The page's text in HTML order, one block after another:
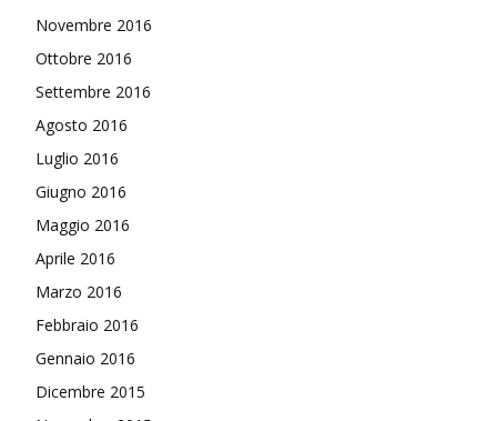
Novembre 2016
Ottobre 2016
Settembre 2016
Agosto 2016
Luglio 2016
Giugno 2016
Maggio 2016
Aprile 2016
Marzo 2016
Febbraio 2016
Gennaio 2016
Dicembre 2015